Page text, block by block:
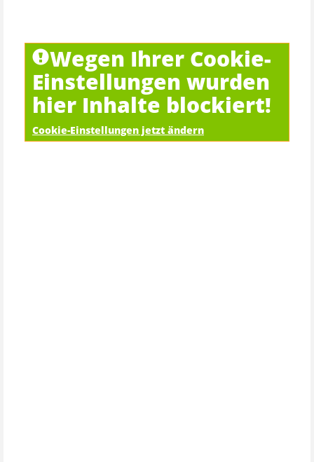
Wegen Ihrer Cookie-
Einstellungen wurden
hier Inhalte blockiert!
Cookie-Einstellungen jetzt ändern